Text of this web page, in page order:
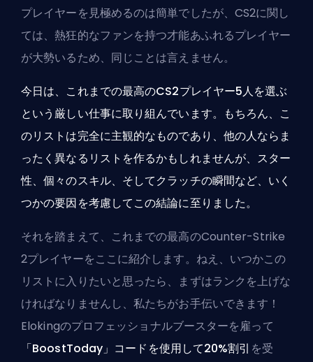
プレイヤーを見極めるのは簡単でしたが、CS2に関し
ては、熱狂的なファンを持つ才能あふれるプレイヤー
が大勢いるため、同じことは言えません。
今日は、これまでの最高のCS2プレイヤー5人を選ぶ
という厳しい仕事に取り組んでいます。もちろん、こ
のリストは完全に主観的なものであり、他の人ならま
ったく異なるリストを作るかもしれませんが、スター
性、個々のスキル、そしてクラッチの瞬間など、いく
つかの要因を考慮してこの結論に至りました。
それを踏まえて、これまでの最高のCounter-Strike
2プレイヤーをここに紹介します。ねえ、いつかこの
リストに入りたいと思ったら、まずはランクを上げな
ければなりませんし、私たちがお手伝いできます！
Elokingのプロフェッショナルブースターを雇って
「BoostToday」コードを使用して20%割引 を受